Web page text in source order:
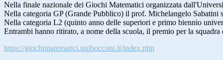
Nella finale nazionale dei Giochi Matematici organizzata
Nella categoria GP (Grande Pubblico) il prof. Michelangelo Sabatini
Nella categoria L2 (quinto anno delle superiori e primo biennio
Entrambi hanno ritirato, a nome della scuola, il premio per la
https://giochimatematici.unibocconi.it/index.php